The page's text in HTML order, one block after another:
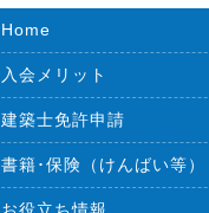
Home
入会メリット
建築士免許申請
書籍･保険（けんばい等）